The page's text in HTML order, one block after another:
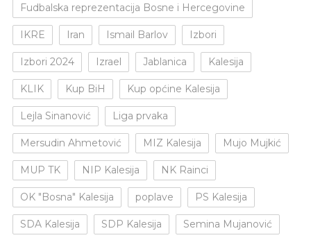
Fudbalska reprezentacija Bosne i Hercegovine
IKRE Iran Ismail Barlov Izbori
Izbori 2024 Izrael Jablanica Kalesija
KLIK Kup BiH Kup općine Kalesija
Lejla Sinanović Liga prvaka
Mersudin Ahmetović MIZ Kalesija Mujo Mujkić
MUP TK NIP Kalesija NK Rainci
OK "Bosna" Kalesija poplave PS Kalesija
SDA Kalesija SDP Kalesija Semina Mujanović